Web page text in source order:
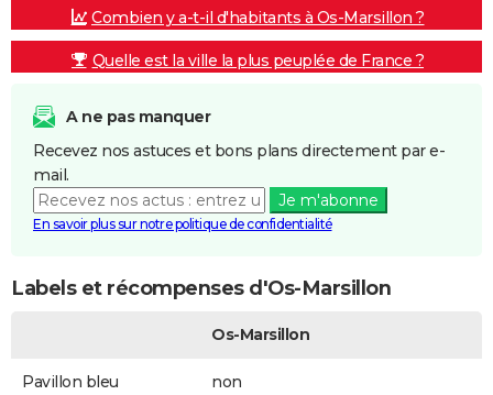
Combien y a-t-il d'habitants à Os-Marsillon ?
Quelle est la ville la plus peuplée de France ?
A ne pas manquer
Recevez nos astuces et bons plans directement par e-
mail.
Je m'abonne
En savoir plus sur notre politique de confidentialité
Labels et récompenses d'Os-Marsillon
Os-Marsillon
Pavillon bleu non